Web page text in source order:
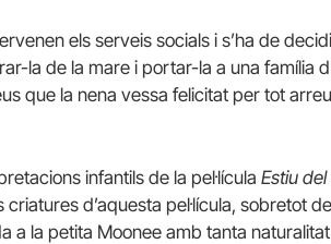
els serveis socials i s’ha de
la de la mare i portar-la a una família
que la nena vessa felicitat per tot
infantils de la pel·lícula Estiu
d’aquesta pel·lícula, sobretot
a la petita Moonee amb tanta